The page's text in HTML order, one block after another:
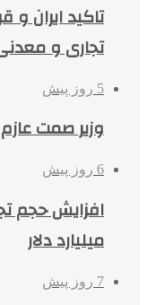
تاکید ایران
تجاری و
5 روز پیش
وزیر صمت
6 روز پیش
میلیارد دلار
7 روز پیش